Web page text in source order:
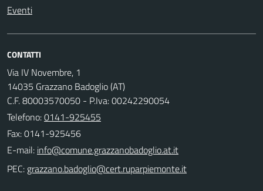
Eventi
CONTATTI
Via IV Novembre, 1
14035 Grazzano Badoglio (AT)
C.F. 80003570050 - P.Iva: 00242290054
Telefono:0141-925455
Fax: 0141-925456
E-mail:
PEC: